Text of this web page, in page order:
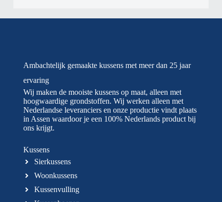
Ambachtelijk gemaakte kussens met meer dan 25 jaar
ervaring
Wij maken de mooiste kussens op maat, alleen met
hoogwaardige grondstoffen. Wij werken alleen met
Nederlandse leveranciers en onze productie vindt plaats
in Assen waardoor je een 100% Nederlands product bij
ons krijgt.
Kussens
Sierkussens
Woonkussens
Kussenvulling